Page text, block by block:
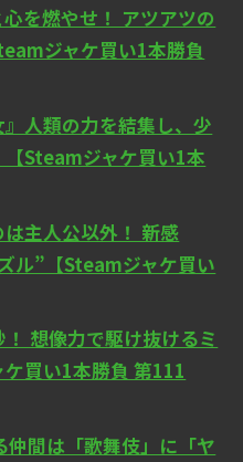
を燃やせ！ アツアツの
ジャケ買い1本勝負
』人類の力を結集し、少
Steamジャケ買い1本
は主人公以外！ 新感
ル”【Steamジャケ買い
想像力で駆け抜けるミ
買い1本勝負 第111
仲間は「歌舞伎」に「ヤ